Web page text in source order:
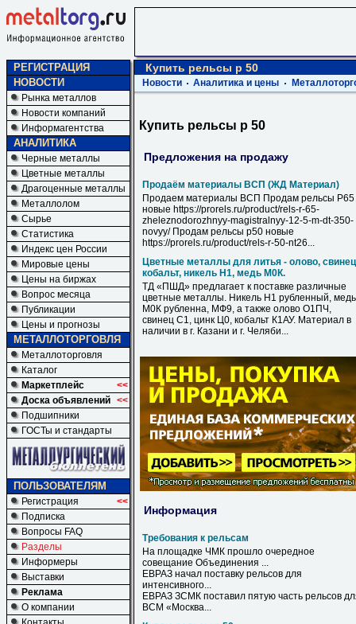
РЕГИСТРАЦИЯ
НОВОСТИ
Рынка металлов
Новости компаний
Информагентства
АНАЛИТИКА
Черные металлы
Цветные металлы
Драгоценные металлы
Металлолом
Сырье
Статистика
Индекс цен России
Мировые цены
Цены на биржах
Вопрос месяца
Публикации
Цены и прогнозы
МЕТАЛЛОТОРГОВЛЯ
Металлоторговля
Каталог
Маркетплейс
<<
Доска объявлений <<
Подшипники
ГОСТы и стандарты
ПОЛЬЗОВАТЕЛЯМ
Регистрация
<<
Подписка
Вопросы FAQ
Разделы
Информеры
Выставки
Реклама
О компании
Купить рельсы р 50
Новости Аналитика и цены
Купить рельсы р 50
Предложения на продажу
Продаём материалы ВСП (ЖД Материал)
Продаем материалы ВСП Продам рельсы Р65
новые https://prorels.ru/product/rels-r-65-
zheleznodorozhnyy-magistralnyy-12-5-m-dt-350-
novyy/ Продам рельсы р50 новые
https://prorels.ru/product/rels-r-50-nt26...
Цветные металлы для литья - олово,
кобальт, никель Н1, медь М0К.
ТД «ПШД» предлагает к поставке различные
цветные металлы. Никель Н1 рубленный, медь
М0К рубленна, МФ9, а также олово О1ПЧ,
свинец С1, цинк Ц0, кобальт К1АУ. Материал в
наличии в г. Казани и г. Челяби...
Информация
Требования к рельсам
На площадке ЧМК прошло очередное
совещание Объединения ...
ЕВРАЗ начал поставку рельсов для
интенсивного...
ЕВРАЗ ЗСМК поставил пятую часть рельсов
ВСМ «Москва...